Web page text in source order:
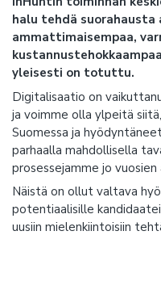
halu tehdä suorahausta
ammattimaisempaa,
yleisesti on totuttu.
Digitalisaatio on
ja voimme olla ylpeitä
Suomessa ja
parhaalla mahdollisella
prosessejamme jo vuosien
Näistä on ollut valtava
potentiaalisille
uusiin mielenkiintoisiin